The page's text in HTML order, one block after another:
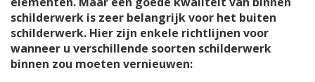
schilderwerk is zeer belangrijk voor het buiten
schilderwerk. Hier zijn enkele richtlijnen voor
wanneer u verschillende soorten schilderwerk
binnen zou moeten vernieuwen: